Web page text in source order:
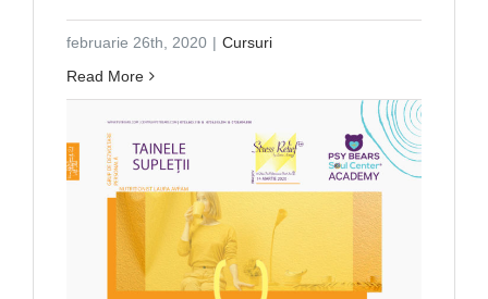
februarie 26th, 2020 | Cursuri
Read More